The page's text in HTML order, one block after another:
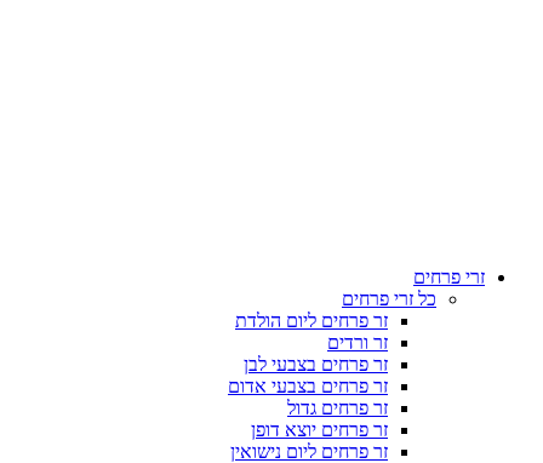
זרי פרחים
כל זרי פרחים
זר פרחים ליום הולדת
זר ורדים
זר פרחים בצבעי לבן
זר פרחים בצבעי אדום
זר פרחים גדול
זר פרחים יוצא דופן
זר פרחים ליום נישואין